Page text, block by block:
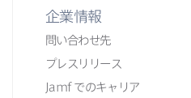
企業情報
問い​合わせ先
プレスリリース
Jamf での​​キャリア